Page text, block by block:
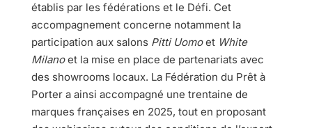
établis par les fédérations et le Défi. Cet
accompagnement concerne notamment la
participation aux salons Pitti Uomoet White
Milanoet la mise en place de partenariats avec
des showrooms locaux. La Fédération du Prêt à
Porter a ainsi accompagné une trentaine de
marques françaises en 2025, tout en proposant